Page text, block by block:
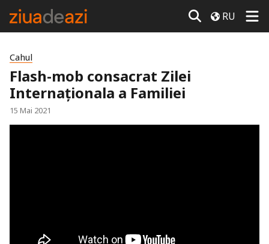
RU
Cahul
Flash-mob consacrat Zilei
Internaționala a Familiei
15 Mai 2021